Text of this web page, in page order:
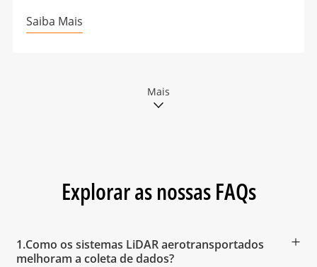
Saiba Mais
Mais
Explorar as nossas FAQs
1.Como os sistemas LiDAR aerotransportados
melhoram a coleta de dados?